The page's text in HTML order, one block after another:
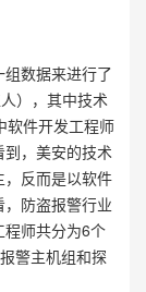
数据来进行了
），其中技术
软件开发工程师
，美安的技术
反而是以软件
防盗报警行业
程师共分为6个
警主机组和探